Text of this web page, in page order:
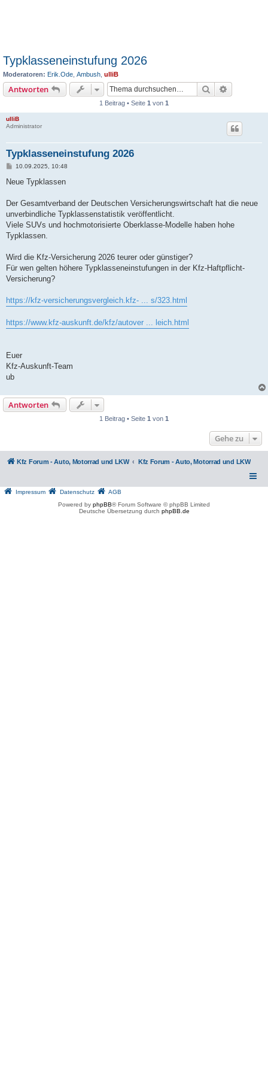
Typklasseneinstufung 2026
Moderatoren: Erik.Ode Ambush ulliB
Antworten Suche
1 Beitrag • Seite 1 von 1
ulliB
Administrator
Typklasseneinstufung 2026
B
i
a
10.09.2025, 10:48
Neue Typklassen
Der Gesamtverband der Deutschen Versicherungswirtschaft hat die neue
unverbindliche Typklassenstatistik veröffentlicht.
Viele SUVs und hochmotorisierte Oberklasse-Modelle haben hohe
Typklassen.
Wird die Kfz-Versicherung 2026 teurer oder günstiger?
Für wen gelten höhere Typklasseneinstufungen in der Kfz-Haftpflicht-
Versicherung?
https://kfz-versicherungsvergleich.kfz- ... s/323.html
https://www.kfz-auskunft.de/kfz/autover ... leich.html
Euer
Kfz-Auskunft-Team
ub
Antworten
1 Beitrag • Seite 1 von 1
Gehe zu
Kfz Forum - Auto, Motorrad und LKW Kfz Forum - Auto, Motorrad und LKW
Impressum Datenschutz
AGB
Powered by phpBB® Forum Software © phpBB Limited
Deutsche Übersetzung durch phpBB.de